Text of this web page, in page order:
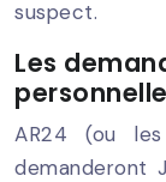
suspect.
Les
AR24 (ou
demanderont